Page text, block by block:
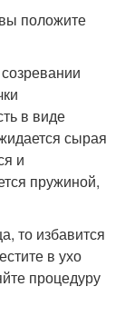
положите
в виде
сырая
и
пружиной,
то избавится
в ухо
процедуру